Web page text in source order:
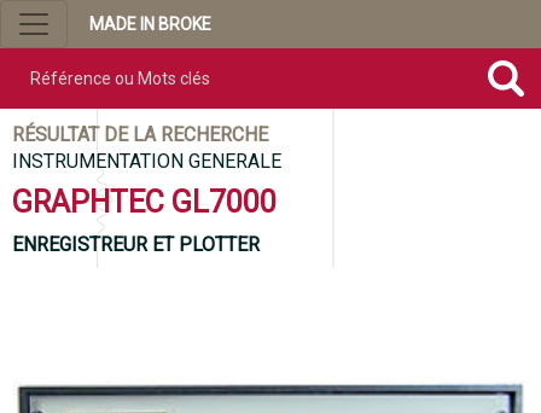
MADE IN BROKE
RÉSULTAT DE LA RECHERCHE
INSTRUMENTATION GENERALE
GRAPHTEC GL7000
ENREGISTREUR ET PLOTTER